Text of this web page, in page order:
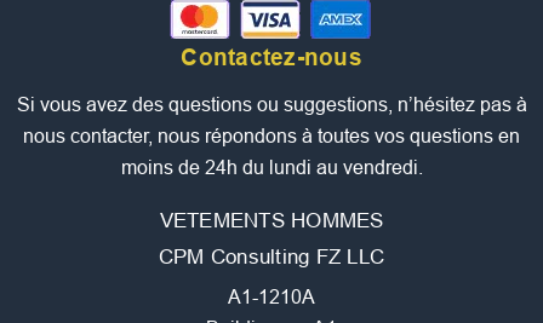
Contactez-nous
Si vous avez des questions ou suggestions, n’hésitez pas à
nous contacter, nous répondons à toutes vos questions en
moins de 24h du lundi au vendredi.
VETEMENTS HOMMES
CPM Consulting FZ LLC
A1-1210A